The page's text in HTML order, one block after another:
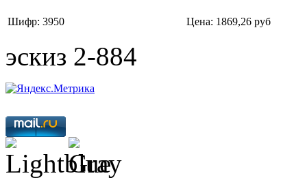
Шифр: 3950 Цена: 1869,26 руб
эскиз 2-884